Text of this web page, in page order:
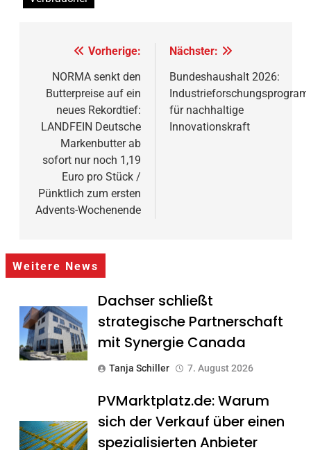
Beitragsnavigation
Vorherige:
NORMA senkt den
Butterpreise auf ein
neues Rekordtief:
LANDFEIN Deutsche
Markenbutter ab
sofort nur noch 1,19
Euro pro Stück /
Pünktlich zum ersten
Advents-Wochenende
Nächster:
Bundeshaushalt 2026:
für nachhaltige
Innovationskraft
Weitere News
Dachser schließt
strategische Partnerschaft
mit Synergie Canada
Tanja Schiller 7. August 2026
PVMarktplatz.de: Warum
sich der Verkauf über einen
spezialisierten Anbieter